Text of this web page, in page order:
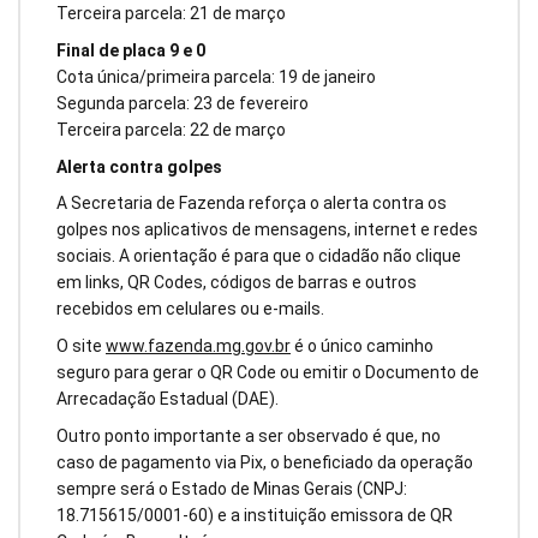
Terceira parcela: 21 de março
Final de placa 9 e 0
Cota única/primeira parcela: 19 de janeiro
Segunda parcela: 23 de fevereiro
Terceira parcela: 22 de março
Alerta contra golpes
A Secretaria de Fazenda reforça o alerta contra os
golpes nos aplicativos de mensagens, internet e redes
sociais. A orientação é para que o cidadão não clique
em links, QR Codes, códigos de barras e outros
recebidos em celulares ou e-mails.
O site www.fazenda.mg.gov.bré o único caminho
seguro para gerar o QR Code ou emitir o Documento de
Arrecadação Estadual (DAE).
Outro ponto importante a ser observado é que, no
caso de pagamento via Pix, o beneficiado da operação
sempre será o Estado de Minas Gerais (CNPJ:
18.715615/0001-60) e a instituição emissora de QR